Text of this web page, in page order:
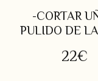
-CORTAR
PULIDO DE
22€